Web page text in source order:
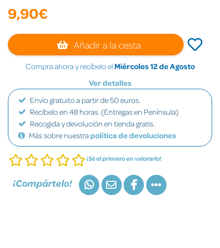
9,90€
Añadir a la cesta
Compra ahora y recíbelo el Miércoles 12 de Agosto
Ver detalles
Envío gratuito a partir de 50 euros.
Recíbelo en 48 horas. (Entregas en Península)
Recogida y devolución en tienda gratis.
Más sobre nuestra política de devoluciones
¡Sé el primero en valorarlo!
¡Compártelo!